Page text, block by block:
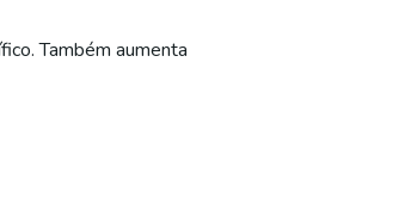
Também aumenta